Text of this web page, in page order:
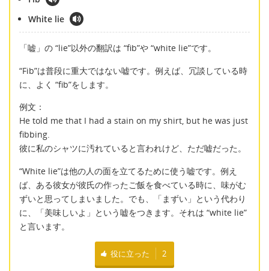
White lie
「嘘」の “lie”以外の翻訳は “fib”や “white lie”です。
“Fib”は普段に重大ではない嘘です。例えば、冗談している時
に、よく “fib”をします。
例文：
He told me that I had a stain on my shirt, but he was just
fibbing.
彼に私のシャツに汚れていると言われけど、ただ嘘だった。
“White lie”は他の人の面を立てるために使う嘘です。例え
ば、ある彼女が彼氏の作ったご飯を食べている時に、味がむ
ずいと思ってしまいました。でも、「まずい」という代わり
に、「美味しいよ」という嘘をつきます。それは “white lie”
と言います。
役に立った 2